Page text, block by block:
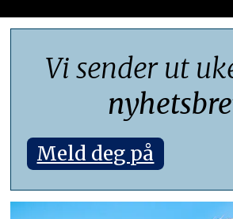
Vi sender ut
Meld deg på